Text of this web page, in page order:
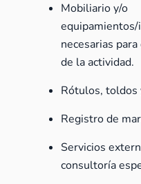
Mobiliario y/o
necesarias
de la actividad.
Rótulos, toldos
Registro de
Servicios
consultoría